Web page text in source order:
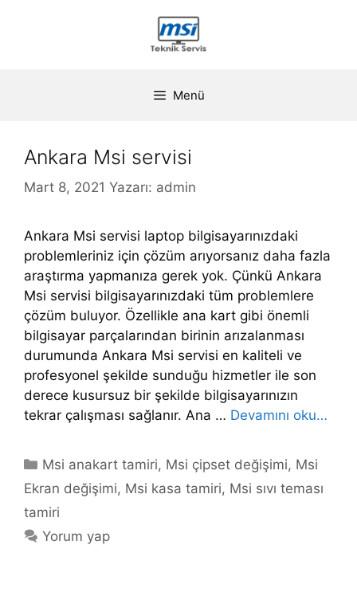
Menü
Ankara Msi servisi
Mart 8, 2021 Yazarı: admin
Ankara Msi servisi laptop bilgisayarınızdaki
problemleriniz için çözüm arıyorsanız daha fazla
araştırma yapmanıza gerek yok. Çünkü Ankara
Msi servisi bilgisayarınızdaki tüm problemlere
çözüm buluyor. Özellikle ana kart gibi önemli
bilgisayar parçalarından birinin arızalanması
durumunda Ankara Msi servisi en kaliteli ve
profesyonel şekilde sunduğu hizmetler ile son
derece kusursuz bir şekilde bilgisayarınızın
tekrar çalışması sağlanır. Ana … Devamını oku…
Kategoriler
Msi anakart tamiri, Msi çipset değişimi, Msi
Ekran değişimi, Msi kasa tamiri, Msi sıvı teması
tamiri
Yorum yap